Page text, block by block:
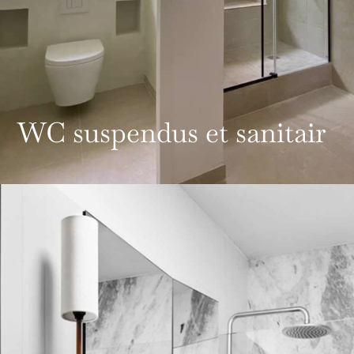
WC suspendus et sanitair